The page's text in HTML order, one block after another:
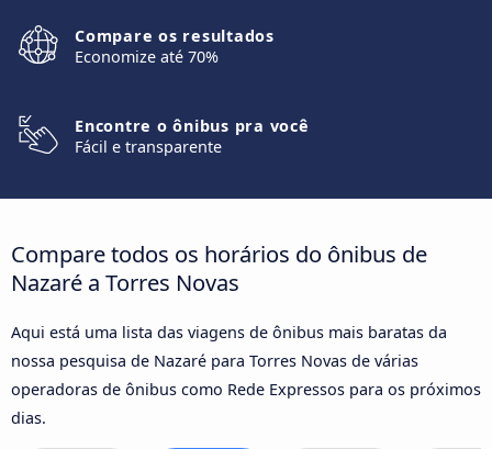
Compare os resultados
Economize até 70%
Encontre o ônibus pra você
Fácil e transparente
Compare todos os horários do ônibus de
Nazaré a Torres Novas
Aqui está uma lista das viagens de ônibus mais baratas da
nossa pesquisa de Nazaré para Torres Novas de várias
operadoras de ônibus como Rede Expressos para os próximos
dias.